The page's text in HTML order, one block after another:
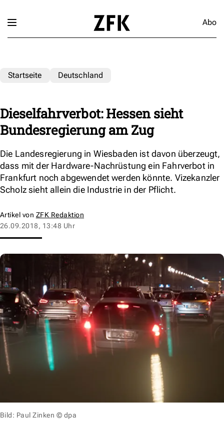
Abo
Startseite Deutschland
Dieselfahrverbot: Hessen sieht
Bundesregierung am Zug
Die Landesregierung in Wiesbaden ist davon überzeugt,
dass mit der Hardware-Nachrüstung ein Fahrverbot in
Frankfurt noch abgewendet werden könnte. Vizekanzler
Scholz sieht allein die Industrie in der Pflicht.
Artikel von ZFK Redaktion
26.09.2018, 13:48 Uhr
Bild: Paul Zinken © dpa